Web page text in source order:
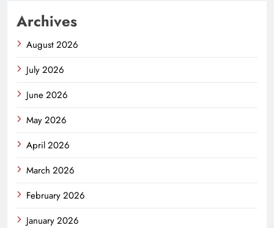
Archives
August 2026
July 2026
June 2026
May 2026
April 2026
March 2026
February 2026
January 2026